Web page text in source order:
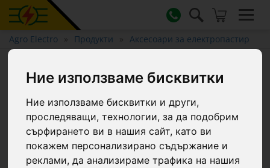
Ние използваме бисквитки
Ние използваме бисквитки и други,
проследяващи, технологии, за да подобрим
сърфирането ви в нашия сайт, като ви
покажем персонализирано съдържание и
реклами, да анализираме трафика на нашия
Agro Electro Продукти Аксесоари за електропастир
Мълниезащита за
електропастири